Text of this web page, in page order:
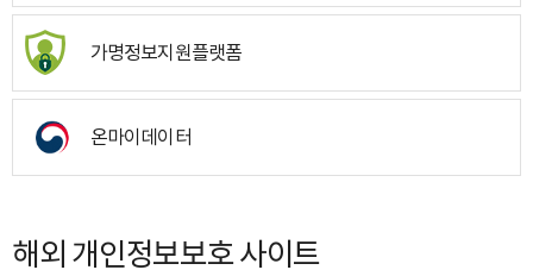
가명정보지원플랫폼
온마이데이터
해외 개인정보보호 사이트